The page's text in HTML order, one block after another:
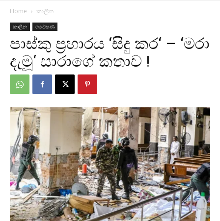
Home කාලීන
කාලීන ගවේෂණ
පාස්කු ප්‍රහාරය ‘සිදු කර‘ – ‘මරා
දැමූ‘ සාරාගේ කතාව !